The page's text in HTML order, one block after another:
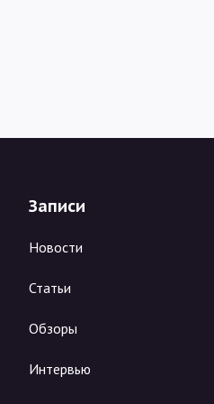
Записи
Новости
Статьи
Обзоры
Интервью